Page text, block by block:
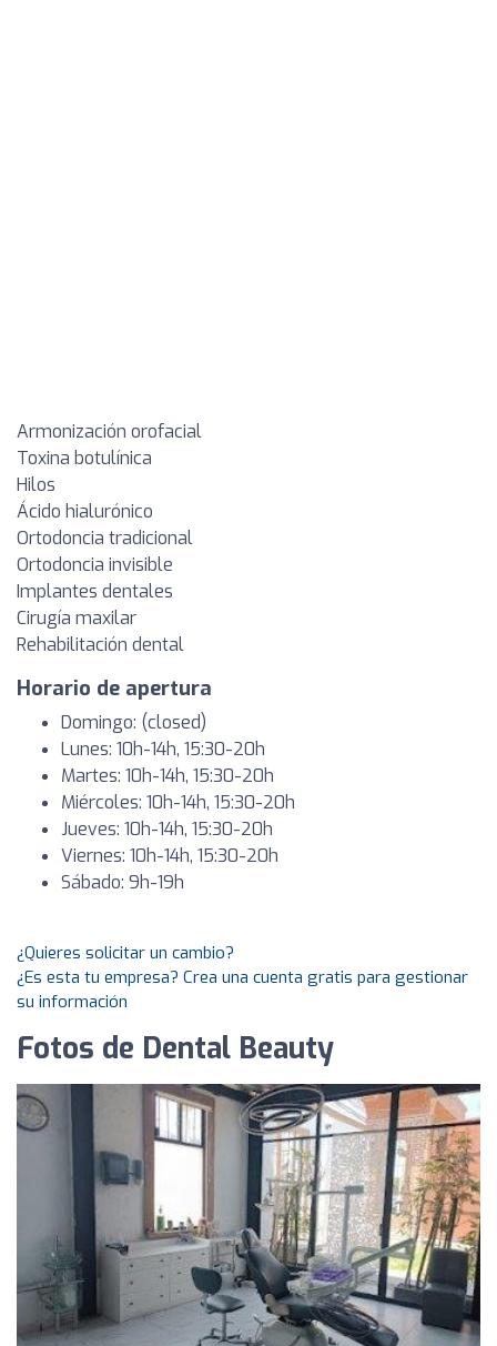
Armonización orofacial
Toxina botulínica
Hilos
Ácido hialurónico
Ortodoncia tradicional
Ortodoncia invisible
Implantes dentales
Cirugía maxilar
Rehabilitación dental
Horario de apertura
Domingo: (closed)
Lunes: 10h-14h, 15:30-20h
Martes: 10h-14h, 15:30-20h
Miércoles: 10h-14h, 15:30-20h
Jueves: 10h-14h, 15:30-20h
Viernes: 10h-14h, 15:30-20h
Sábado: 9h-19h
¿Quieres solicitar un cambio?
¿Es esta tu empresa? Crea una cuenta gratis para gestionar
su información
Fotos de Dental Beauty